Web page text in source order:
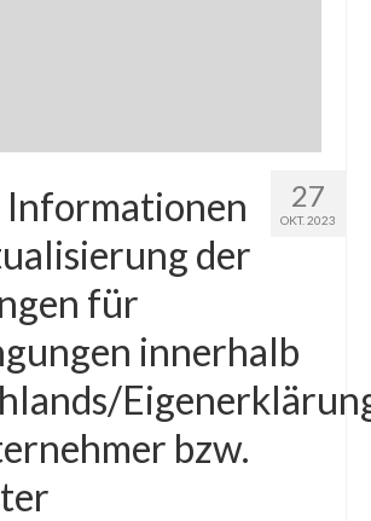
27
OKT. 2023
Informationen
der
für
innerhalb
bzw.